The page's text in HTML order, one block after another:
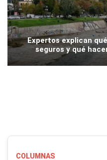
Expertos explican
seguros y qué
COLUMNAS